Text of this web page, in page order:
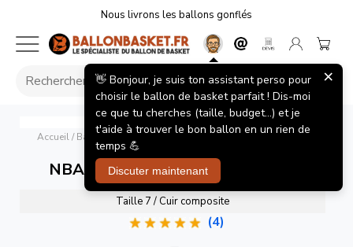
Nous livrons les ballons gonflés
NBA Team Alliance Indiana Pacers Wilson
Accueil/ Ballons de basket/ NBA Team Alliance Indiana Pacers
NBA Team Alliance Indiana Pacers
Taille 7 / Cuir composite
(4)
👋 Bonjour, je suis ton assistant perso pour
choisir le ballon de basket parfait ! Dis-moi
ce que tu cherches (taille, budget...) et je
t'aide à trouver le bon ballon en un rien de
temps 💪
Discuter maintenant
×